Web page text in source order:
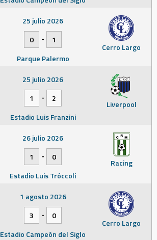
Cerro Largo
25 julio 2026
0
-
1
Parque Palermo
Liverpool
25 julio 2026
1
-
2
Estadio Luis Franzini
Racing
26 julio 2026
1
-
0
Estadio Luis Tróccoli
Cerro Largo
1 agosto 2026
3
-
0
Estadio Campeón del Siglo